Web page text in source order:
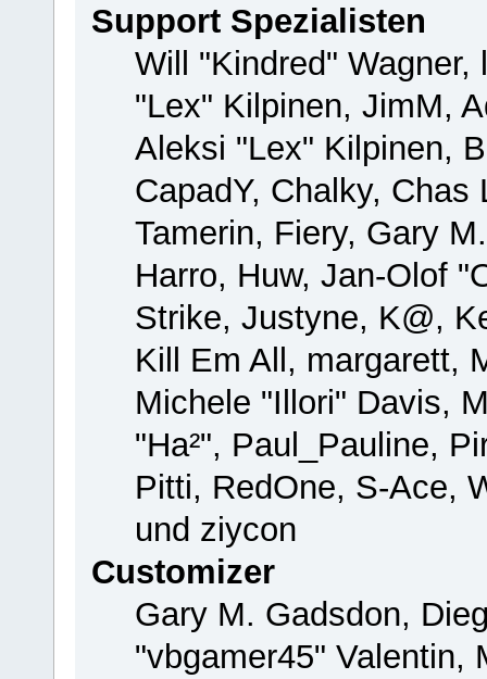
Support Spezialisten
Will "Kindred"
"Lex" Kilpinen, JimM,
Aleksi "Lex" Kilpinen,
CapadY, Chalky,
Tamerin, Fiery, Gary
Harro, Huw, Jan-Olof
Strike, Justyne, K@,
Kill Em All, margarett,
Michele "Illori" Davis,
"Ha²", Paul_Pauline,
Pitti, RedOne, S-Ace,
und ziycon
Customizer
Gary M. Gadsdon,
"vbgamer45"